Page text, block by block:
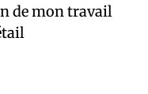
de mon travail